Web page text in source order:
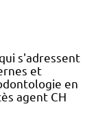
s'adressent
et
en
agent CH